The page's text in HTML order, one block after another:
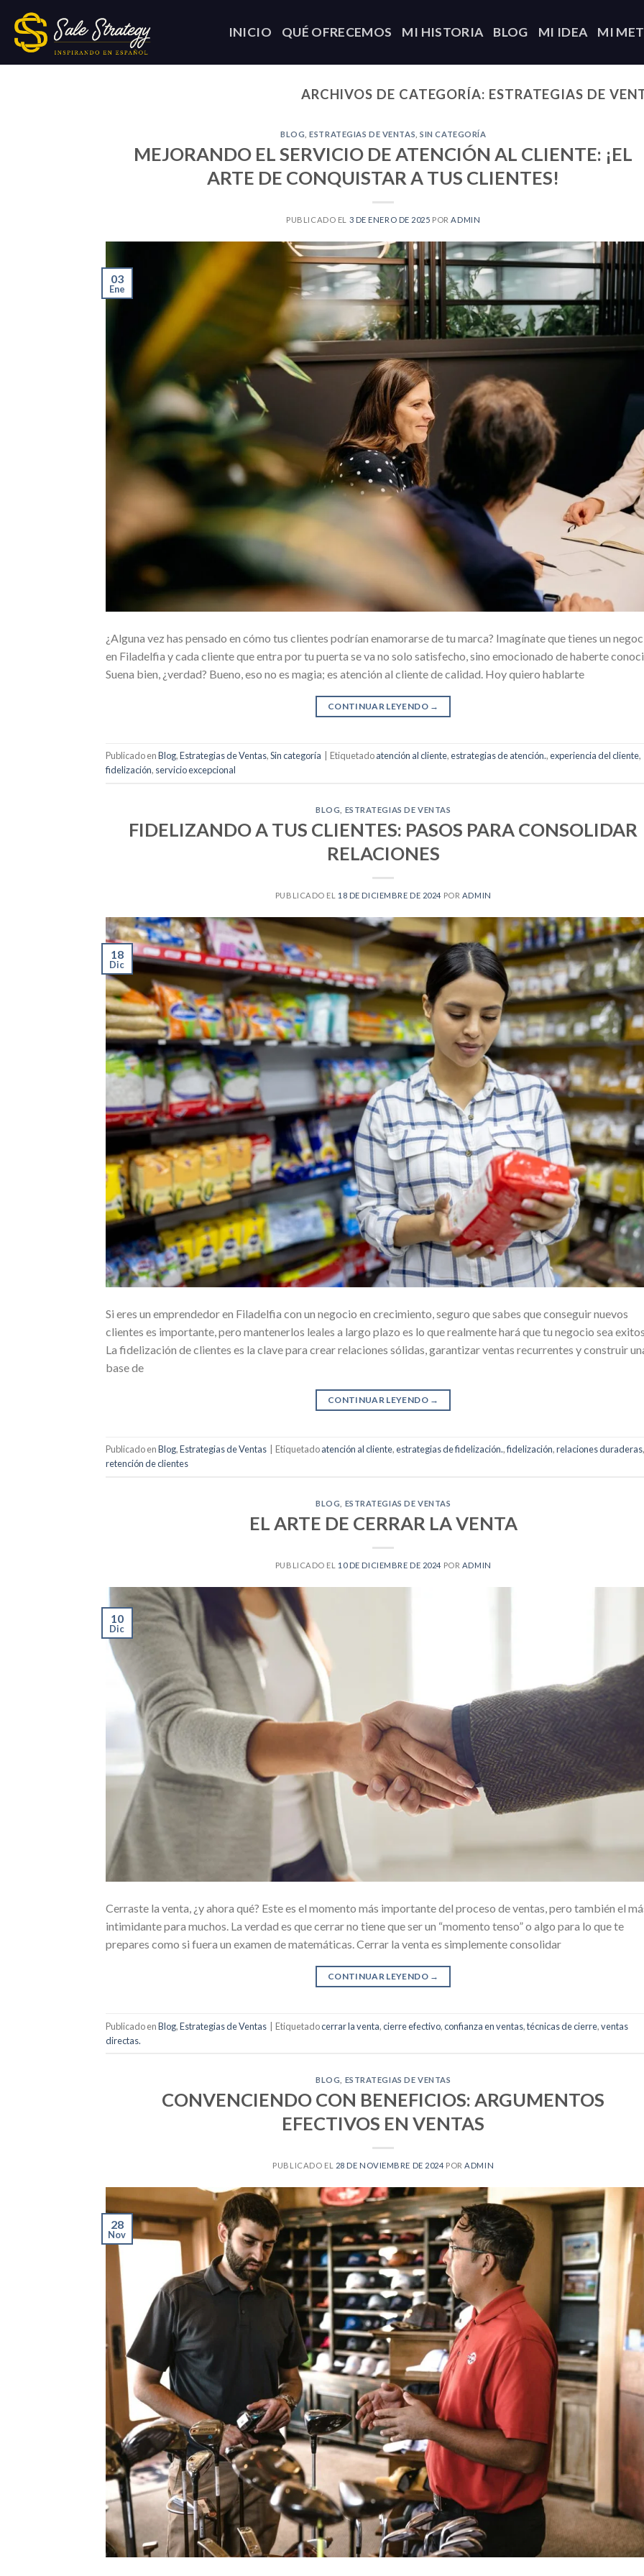
content
INICIO QUÉ OFRECEMOS MI HISTORIA BLOG MI IDEA MI
ARCHIVOS DE CATEGORÍA: ESTRATEGIAS DE
BLOG ,ESTRATEGIAS DE VENTAS ,SIN CATEGORÍA
MEJORANDO EL SERVICIO DE ATENCIÓN AL CLIENTE: ¡EL
ARTE DE CONQUISTAR A TUS CLIENTES!
PUBLICADO EL 3 DE ENERO DE 2025 PORADMIN
03
Ene
¿Alguna vez has pensado en cómo tus clientes podrían enamorarse de tu marca? Imagínate que tienes un
en Filadelfia y cada cliente que entra por tu puerta se va no solo satisfecho, sino emocionado de haberte
Suena bien, ¿verdad? Bueno, eso no es magia; es atención al cliente de calidad. Hoy quiero hablarte
CONTINUAR LEYENDO →
Publicado enBlog,Estrategias de Ventas,Sin categoría Etiquetadoatención al cliente,estrategias de atención.,experiencia del cliente,
fidelización, servicio excepcional
BLOG ESTRATEGIAS DE VENTAS
FIDELIZANDO A TUS CLIENTES: PASOS PARA CONSOLIDAR
RELACIONES
PUBLICADO EL 18 DE DICIEMBRE DE 2024 POR ADMIN
18
Dic
Si eres un emprendedor en Filadelfia con un negocio en crecimiento, seguro que sabes que conseguir nuevos
clientes es importante, pero mantenerlos leales a largo plazo es lo que realmente hará que tu negocio sea
La fidelización de clientes es la clave para crear relaciones sólidas, garantizar ventas recurrentes y construir
base de
CONTINUAR LEYENDO →
Publicado enBlog,Estrategias de Ventas Etiquetadoatención al cliente,estrategias de fidelización.,fidelización,relaciones duraderas,
retención de clientes
BLOG ESTRATEGIAS DE VENTAS
EL ARTE DE CERRAR LA VENTA
PUBLICADO EL 10 DE DICIEMBRE DE 2024 POR ADMIN
10
Dic
Cerraste la venta, ¿y ahora qué? Este es el momento más importante del proceso de ventas, pero también el
intimidante para muchos. La verdad es que cerrar no tiene que ser un “momento tenso” o algo para lo que te
prepares como si fuera un examen de matemáticas. Cerrar la venta es simplemente consolidar
CONTINUAR LEYENDO →
Publicado enBlog,Estrategias de Ventas Etiquetadocerrar la venta,cierre efectivo,confianza en ventas,técnicas de cierre,ventas
directas.
BLOG ESTRATEGIAS DE VENTAS
CONVENCIENDO CON BENEFICIOS: ARGUMENTOS
EFECTIVOS EN VENTAS
PUBLICADO EL 28 DE NOVIEMBRE DE 2024 PORADMIN
28
Nov